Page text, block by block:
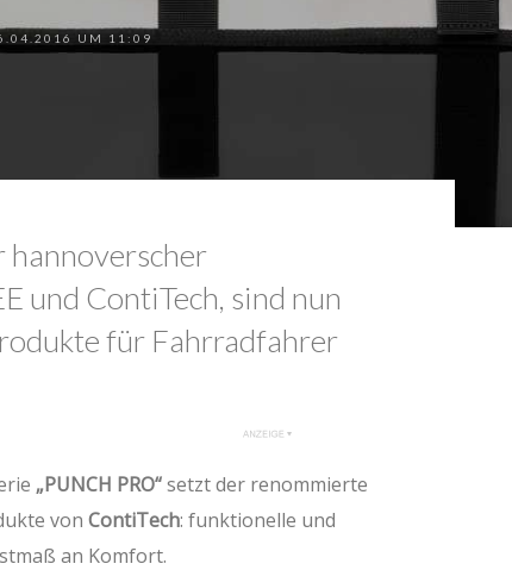
UM 11:09
hannoverscher
und ContiTech, sind nun
für Fahrradfahrer
„PUNCH PRO“setzt der renommierte
von ContiTech: funktionelle und
an Komfort.